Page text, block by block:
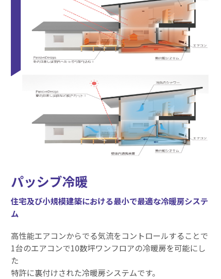
パッシブ冷暖
住宅及び小規模建築における最小で最適な冷暖房システ
ム
高性能エアコンからでる気流をコントロールすることで
1台のエアコンで10数坪ワンフロアの冷暖房を可能にし
た
特許に裏付けされた冷暖房システムです。